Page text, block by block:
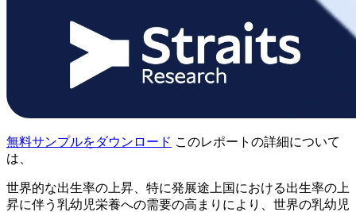
無料サンプルをダウンロード このレポートの詳細について
は、
世界的な出生率の上昇、特に発展途上国における出生率の上
昇に伴う乳幼児栄養への需要の高まりにより、世界の乳幼児